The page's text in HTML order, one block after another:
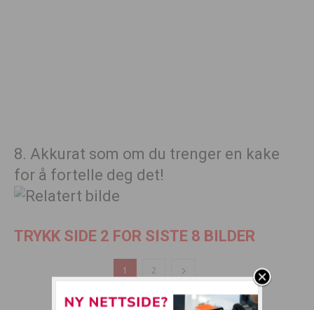
8. Akkurat som om du trenger en kake
for å fortelle deg det!
TRYKK SIDE 2 FOR SISTE 8 BILDER
1 2